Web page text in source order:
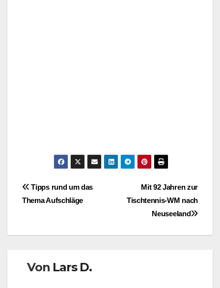
BeitragsnavigationMit 92 Jahren zur
Tischtennis-WM nach
Neuseeland
Tipps rund um das
Thema Aufschläge
Von Lars D.